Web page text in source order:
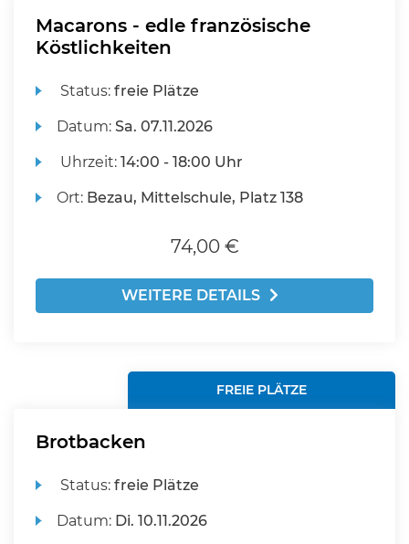
Macarons - edle französische
Köstlichkeiten
Status:freie Plätze
Datum:Sa. 07.11.2026
Uhrzeit:14:00 - 18:00 Uhr
Ort: Bezau, Mittelschule, Platz 138
74,00 €
WEITERE DETAILS
FREIE PLÄTZE
Brotbacken
Status:freie Plätze
Datum: Di. 10.11.2026